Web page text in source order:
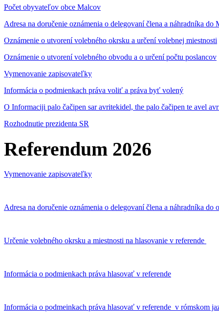
Počet obyvateľov obce Malcov
Adresa na doručenie oznámenia o delegovaní člena a náhradníka
Oznámenie o utvorení volebného okrsku a určení volebnej miestnosti
Oznámenie o utvorení volebného obvodu a o určení počtu poslancov
Vymenovanie zapisovateľky
Informácia o podmienkach práva voliť a práva byť volený
O Informaciji palo čačipen sar avritekidel, the palo čačipen te avel
Rozhodnutie prezidenta SR
Referendum 2026
Vymenovanie zapisovateľky
Adresa na doručenie oznámenia o delegovaní člena a náhradníka
Určenie volebného okrsku a miestnosti na hlasovanie v referende
Informácia o podmienkach práva hlasovať v referende
Informácia o podmeinkach práva hlasovať v referende v rómskom